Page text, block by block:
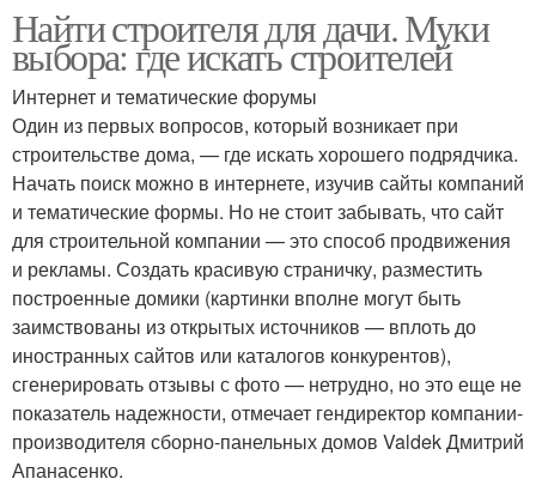
Найти строителя для дачи. Муки
выбора: где искать строителей
Интернет и тематические форумы
Один из первых вопросов, который возникает при
строительстве дома, — где искать хорошего подрядчика.
Начать поиск можно в интернете, изучив сайты компаний
и тематические формы. Но не стоит забывать, что сайт
для строительной компании — это способ продвижения
и рекламы. Создать красивую страничку, разместить
построенные домики (картинки вполне могут быть
заимствованы из открытых источников — вплоть до
иностранных сайтов или каталогов конкурентов),
сгенерировать отзывы с фото — нетрудно, но это еще не
показатель надежности, отмечает гендиректор компании-
производителя сборно-панельных домов Valdek Дмитрий
Апанасенко.